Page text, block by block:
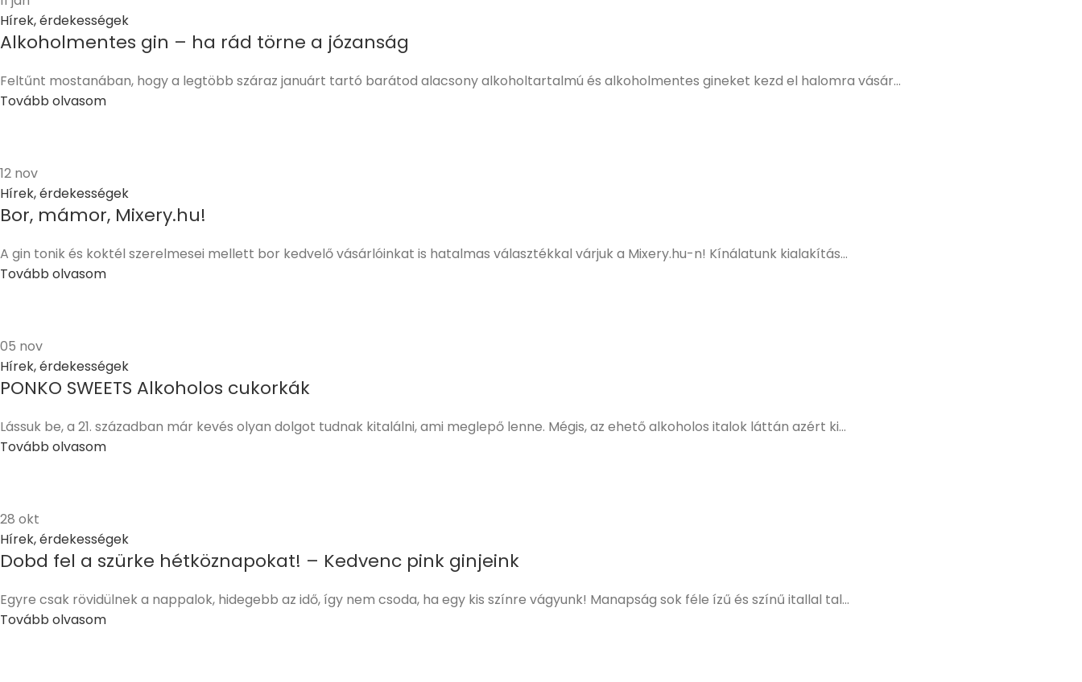
Hírek, érdekességek
Alkoholmentes gin – ha rád törne a józanság
Feltűnt mostanában, hogy a legtöbb száraz januárt tartó barátod alacsony alkoholtartalmú és alkoholmentes gineket kezd el halomra vásár...
Tovább olvasom
12 nov
Hírek, érdekességek
Bor, mámor, Mixery.hu!
A gin tonik és koktél szerelmesei mellett bor kedvelő vásárlóinkat is hatalmas választékkal várjuk a Mixery.hu-n! Kínálatunk kialakítás...
Tovább olvasom
05 nov
Hírek, érdekességek
PONKO SWEETS Alkoholos cukorkák
Lássuk be, a 21. században már kevés olyan dolgot tudnak kitalálni, ami meglepő lenne. Mégis, az ehető alkoholos italok láttán azért ki...
Tovább olvasom
28 okt
Hírek, érdekességek
Dobd fel a szürke hétköznapokat! – Kedvenc pink ginjeink
Egyre csak rövidülnek a nappalok, hidegebb az idő, így nem csoda, ha egy kis színre vágyunk! Manapság sok féle ízű és színű itallal tal...
Tovább olvasom